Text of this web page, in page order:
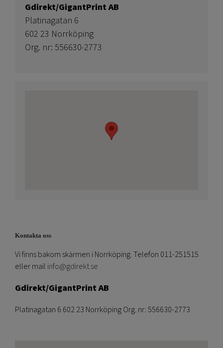
Gdirekt/GigantPrint AB
Platinagatan 6
602 23 Norrköping
Org. nr: 556630-2773
Kontakta oss
Vi finns bakom skärmen i Norrköping. Telefon 011-251515
eller mail info@gdirekt.se
Gdirekt/GigantPrint AB
Platinagatan 6 602 23 Norrköping Org. nr: 556630-2773